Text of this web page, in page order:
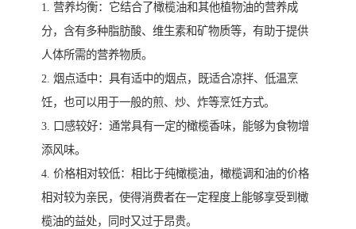
1. 营养均衡：它结合了橄榄油和其他植物油的营养成
分，含有多种脂肪酸、维生素和矿物质等，有助于提供
人体所需的营养物质。
2. 烟点适中：具有适中的烟点，既适合凉拌、低温烹
饪，也可以用于一般的煎、炒、炸等烹饪方式。
3. 口感较好：通常具有一定的橄榄香味，能够为食物增
添风味。
4. 价格相对较低：相比于纯橄榄油，橄榄调和油的价格
相对较为亲民，使得消费者在一定程度上能够享受到橄
榄油的益处，同时又过于昂贵。